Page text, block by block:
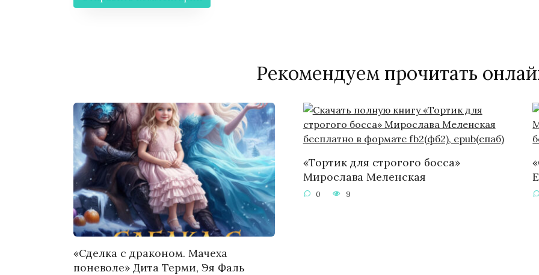
Рекомендуем прочитать
«Сделка с драконом. Мачеха
поневоле» Дита Терми, Эя Фаль
«Тортик для строгого босса»
Мирослава Меленская
0 9